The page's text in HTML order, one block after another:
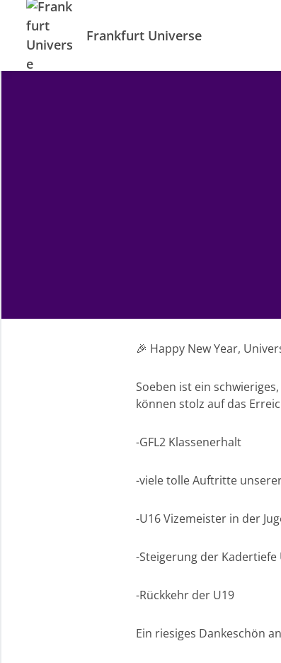
Frankfurt Universe
🎉 Happy New Year,
Soeben ist ein
können stolz auf das
-GFL2 Klassenerhalt
-viele tolle Auftritte
-U16 Vizemeister in der
-Steigerung der Kadertiefe
-Rückkehr der U19
Ein riesiges Dankeschön